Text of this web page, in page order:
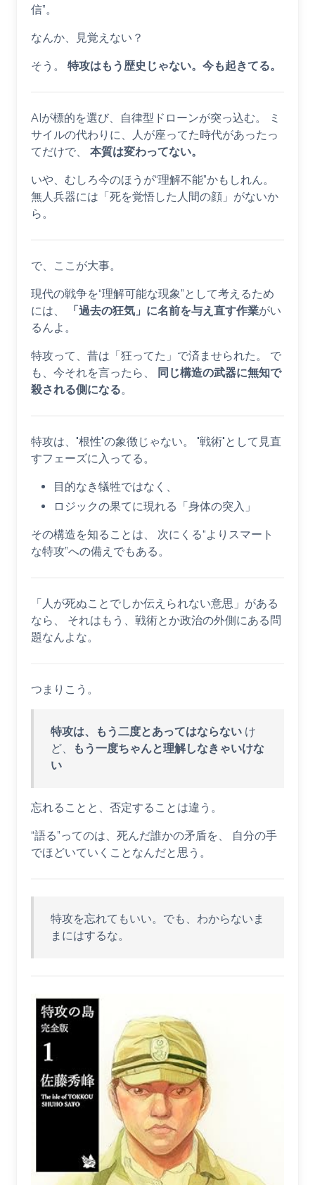
信”。
なんか、見覚えない？
そう。 特攻はもう歴史じゃない。今も起きてる。
AIが標的を選び、自律型ドローンが突っ込む。 ミ
サイルの代わりに、人が座ってた時代があったっ
てだけで、 本質は変わってない。
いや、むしろ今のほうが“理解不能”かもしれん。
無人兵器には「死を覚悟した人間の顔」がないか
ら。
で、ここが大事。
現代の戦争を“理解可能な現象”として考えるため
には、
「過去の狂気」に名前を与え直す作業がい
るんよ。
特攻って、昔は「狂ってた」で済ませられた。 で
も、今それを言ったら、
同じ構造の武器に無知で
殺される側になる。
特攻は、"根性"の象徴じゃない。 "戦術"として見直
すフェーズに入ってる。
目的なき犠牲ではなく、
ロジックの果てに現れる「身体の突入」
その構造を知ることは、 次にくる“よりスマート
な特攻”への備えでもある。
「人が死ぬことでしか伝えられない意思」がある
なら、 それはもう、戦術とか政治の外側にある問
題なんよな。
つまりこう。
特攻は、もう二度とあってはならない け
ど、
もう一度ちゃんと理解しなきゃいけな
い
忘れることと、否定することは違う。
“語る”ってのは、死んだ誰かの矛盾を、 自分の手
でほどいていくことなんだと思う。
特攻を忘れてもいい。でも、わからないま
まにはするな。